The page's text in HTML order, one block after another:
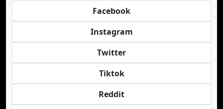
Facebook
Instagram
Twitter
Tiktok
Reddit